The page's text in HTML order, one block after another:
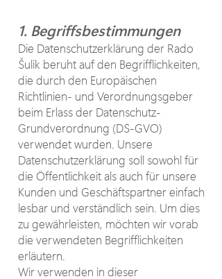
1. Begriffsbestimmungen
Die Datenschutzerklärung der Rado
Šulik beruht auf den Begrifflichkeiten,
die durch den Europäischen
Richtlinien- und Verordnungsgeber
beim Erlass der Datenschutz-
Grundverordnung (DS-GVO)
verwendet wurden. Unsere
Datenschutzerklärung soll sowohl für
die Öffentlichkeit als auch für unsere
Kunden und Geschäftspartner einfach
lesbar und verständlich sein. Um dies
zu gewährleisten, möchten wir vorab
die verwendeten Begrifflichkeiten
erläutern.
Wir verwenden in dieser